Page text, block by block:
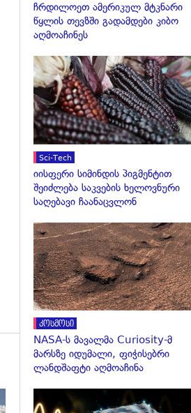
გადახედვა
ჩრდილოეთ ამერიკულ მტკნარი
წყლის თევზში გადამდები კიბო
აღმოაჩინეს
Sci-Tech
იისფერი სიმინდის პიგმენტით
შეიძლება საკვების ხელოვნური
საღებავი ჩაანაცვლონ
კოსმოსი
NASA-ს მავალმა Curiosity-მ
მარსზე იდუმალი, ფიჭისებრი
ლანდშაფტი აღმოაჩინა